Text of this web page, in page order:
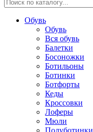
Обувь
Обувь
Вся обувь
Балетки
Босоножки
Ботильоны
Ботинки
Ботфорты
Кеды
Кроссовки
Лоферы
Мюли